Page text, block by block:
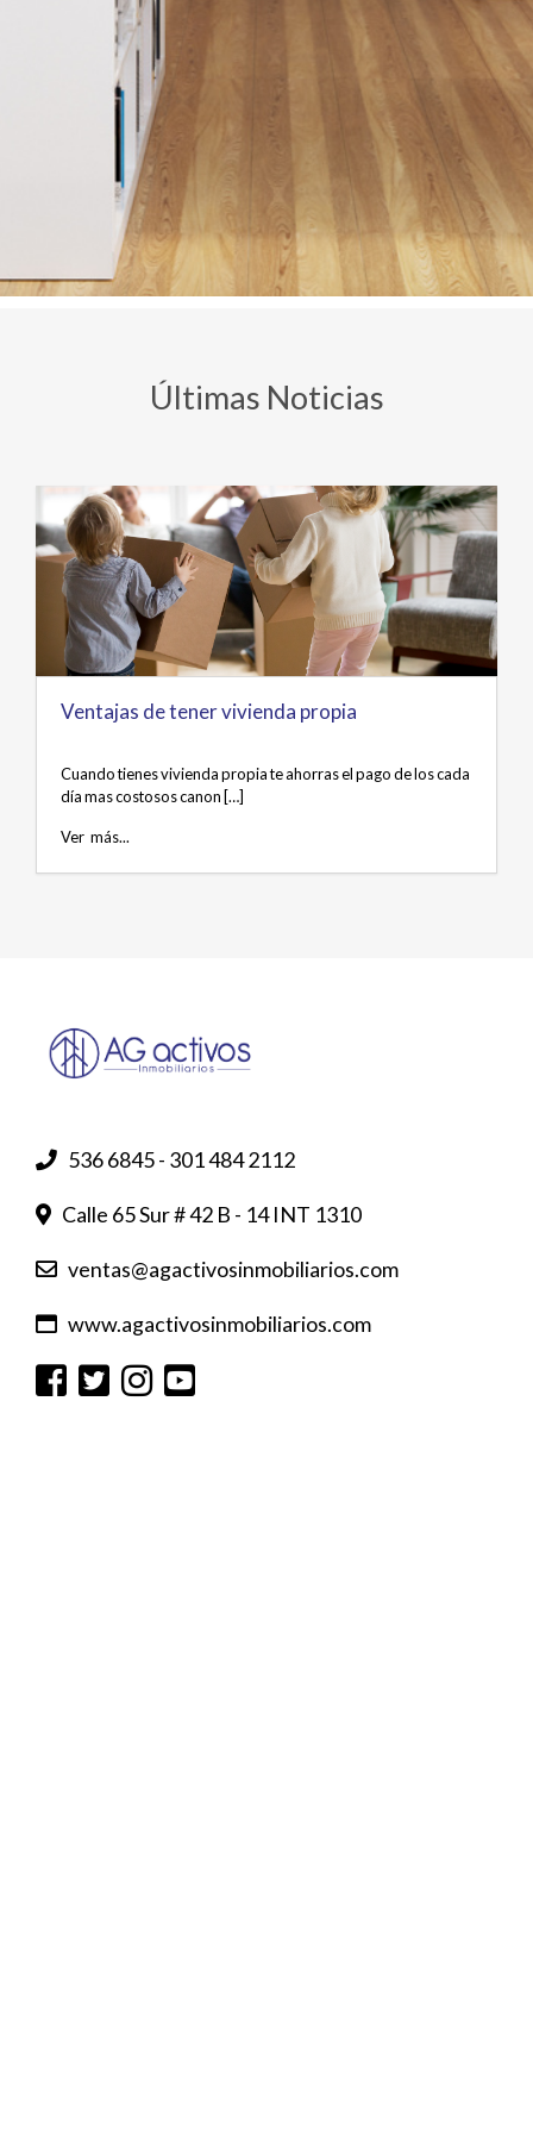
Últimas Noticias
Ventajas de tener vivienda propia
Cuando tienes vivienda propia te ahorras el pago de los cada
día mas costosos canon […]
Ver más...
536 6845 - 301 484 2112
Calle 65 Sur # 42 B - 14 INT 1310
ventas@agactivosinmobiliarios.com
www.agactivosinmobiliarios.com